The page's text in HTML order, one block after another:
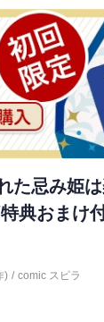
た忌み姫
典おまけ
) / comic スピラ